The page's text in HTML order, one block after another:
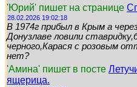
'Юрий' пишет на странице
28.02.2026 19:02:18
В 1974г прибыл в Крым а
Донузлаве ловили
черного,Карася с розовым
нет?
'Амина' пишет в посте
ящерица.